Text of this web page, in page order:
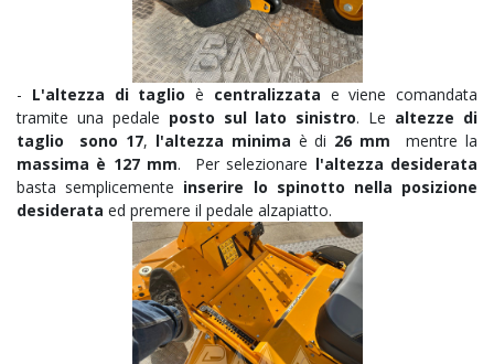
- L'altezza di taglio è centralizzata e viene comandata
tramite una pedale posto sul lato sinistro. Le altezze di
taglio sono 17, l'altezza minima è di 26 mm mentre la
massima è 127 mm. Per selezionare l'altezza desiderata
basta semplicemente inserire lo spinotto nella posizione
desiderata ed premere il pedale alzapiatto.